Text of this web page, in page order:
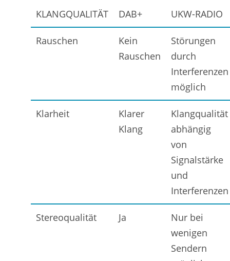
KLANGQUALITÄT
DAB+ UKW-RADIO
Rauschen
Kein
Rauschen
Störungen
durch
Interferenzen
möglich
Klarheit
Klarer
Klang
Klangqualität
abhängig
von
Signalstärke
und
Interferenzen
Stereoqualität Ja
Nur bei
wenigen
Sendern